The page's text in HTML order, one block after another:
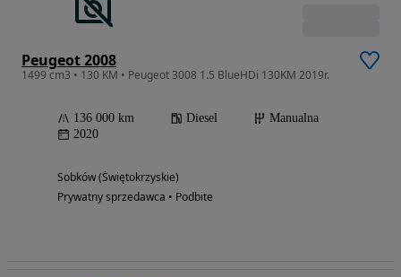
Peugeot 2008
1499 cm3 • 130 KM • Peugeot 3008 1.5 BlueHDi 130KM 2019r.
136 000 km Diesel
Manualna
2020
Sobków (Świętokrzyskie)
Prywatny sprzedawca • Podbite